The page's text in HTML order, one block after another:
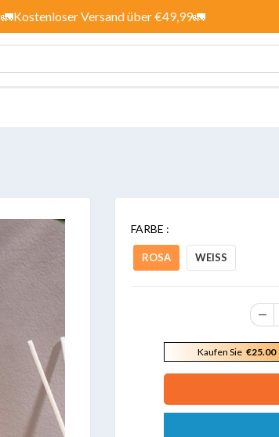
🚛Kostenloser Versand über €49,99🚛
FARBE :
ROSA WEISS
Kaufen Sie €25.00